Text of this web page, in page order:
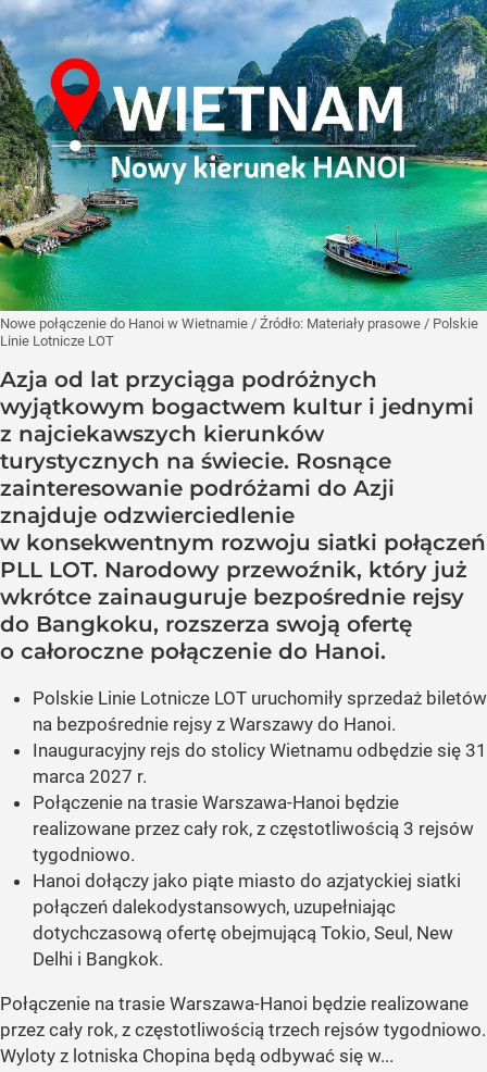
Nowe połączenie do Hanoi w Wietnamie / Źródło: Materiały prasowe / Polskie
Linie Lotnicze LOT
Azja od lat przyciąga podróżnych
wyjątkowym bogactwem kultur i jednymi
z najciekawszych kierunków
turystycznych na świecie. Rosnące
zainteresowanie podróżami do Azji
znajduje odzwierciedlenie
w konsekwentnym rozwoju siatki połączeń
PLL LOT. Narodowy przewoźnik, który już
wkrótce zainauguruje bezpośrednie rejsy
do Bangkoku, rozszerza swoją ofertę
o całoroczne połączenie do Hanoi.
Polskie Linie Lotnicze LOT uruchomiły sprzedaż biletów
na bezpośrednie rejsy z Warszawy do Hanoi.
Inauguracyjny rejs do stolicy Wietnamu odbędzie się 31
marca 2027 r.
Połączenie na trasie Warszawa-Hanoi będzie
realizowane przez cały rok, z częstotliwością 3 rejsów
tygodniowo.
Hanoi dołączy jako piąte miasto do azjatyckiej siatki
połączeń dalekodystansowych, uzupełniając
dotychczasową ofertę obejmującą Tokio, Seul, New
Delhi i Bangkok.
Połączenie na trasie Warszawa-Hanoi będzie realizowane
przez cały rok, z częstotliwością trzech rejsów tygodniowo.
Wyloty z lotniska Chopina będą odbywać się w...